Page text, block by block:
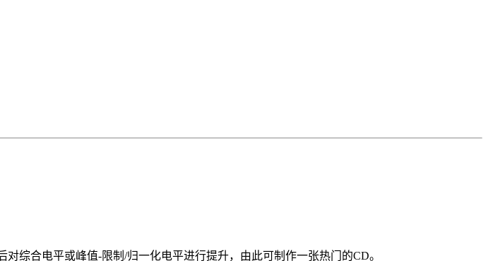
合电平或峰值-限制/归一化电平进行提升，由此可制作一张热门的CD。